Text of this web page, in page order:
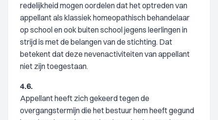
redelijkheid mogen oordelen dat het optreden van
appellant als klassiek homeopathisch behandelaar
op school en ook buiten school jegens leerlingen in
strijd is met de belangen van de stichting. Dat
betekent dat deze nevenactiviteiten van appellant
niet zijn toegestaan.
4.6.
Appellant heeft zich gekeerd tegen de
overgangstermijn die het bestuur hem heeft gegund